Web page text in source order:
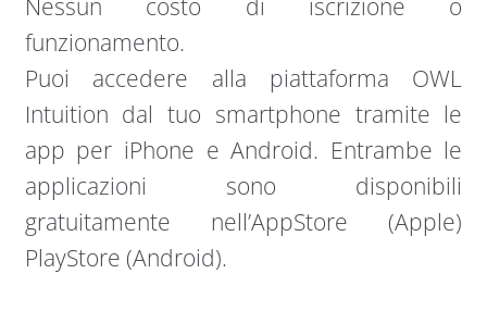
Nessun costo di iscrizione o
funzionamento.
Puoi accedere alla piattaforma OWL
Intuition dal tuo smartphone tramite le
app per iPhone e Android. Entrambe le
applicazioni sono disponibili
gratuitamente nell’AppStore (Apple)
PlayStore (Android).